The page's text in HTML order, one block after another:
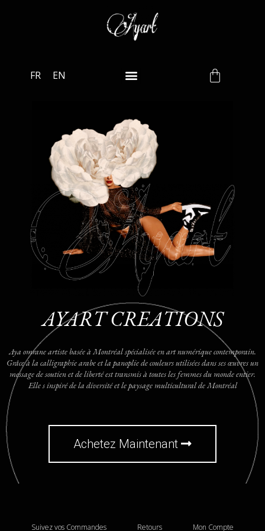
FR EN
AYART CREATIONS
Aya omrane artiste basée à Montréal spécialisée en art numérique contemporain.
Grâce à la calligraphie arabe et la panoplie de couleurs utilisées dans ses œuvres un
message de soutien et de liberté est transmis à toutes les femmes du monde entier.
Elle s inspiré de la diversité et le paysage multicultural de Montréal
Achetez Maintenant
Suivez vos Commandes Retours Mon Compte